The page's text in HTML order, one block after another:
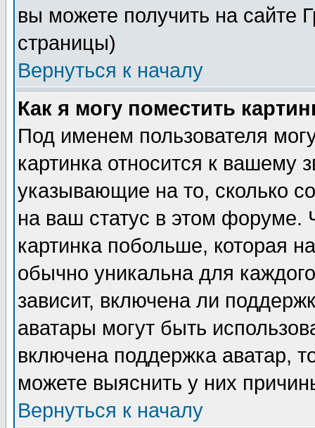
вы можете получить на сайте
страницы)
Вернуться к началу
Как я могу поместить
Под именем пользователя
картинка относится к вашему
указывающие на то, сколько
на ваш статус в этом форуме.
картинка побольше, которая
обычно уникальна для
зависит, включена ли
аватары могут быть
включена поддержка аватар,
можете выяснить у них
Вернуться к началу